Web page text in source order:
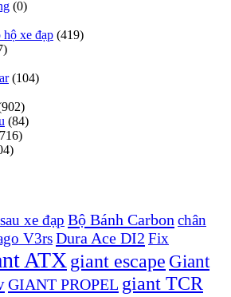
(0)
hộ xe đạp (419)
(104)
(84)
xe đạp Bộ Bánh Carbon chân
V3rsDura Ace DI2 Fix
ATX giant escape Giant
GIANT PROPEL giant TCR